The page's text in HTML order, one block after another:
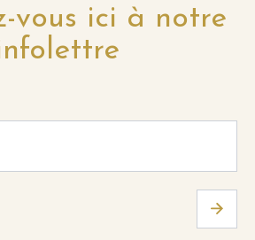
vous ici à notre